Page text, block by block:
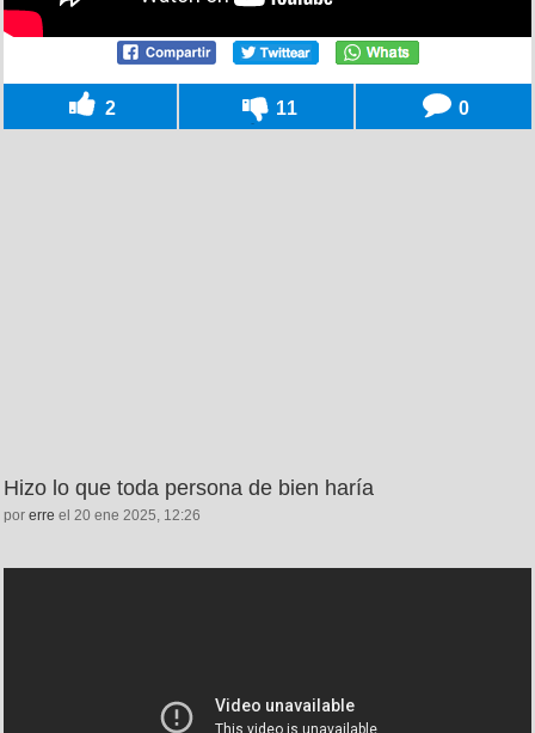
2 11 0
Hizo lo que toda persona de bien haría
por erre el 20 ene 2025, 12:26